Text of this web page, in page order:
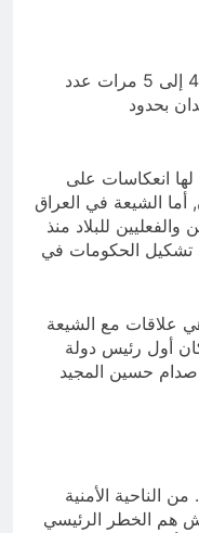
و(استهداف
8 ساعات Agoعدد سكان العراق ومساحته أكبر ب4 إلى 5 مرات عدد
بحدود
انعكاسات على
أما الشيعة في العراق
للبلاد منذ
تشكيل الحكومات في
علاقات مع الشيعة
أول رئيس دولة
حسين المجيد
الناحية الأمنية
هم الخطر الرئيسي